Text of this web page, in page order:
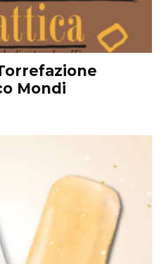
Mondi